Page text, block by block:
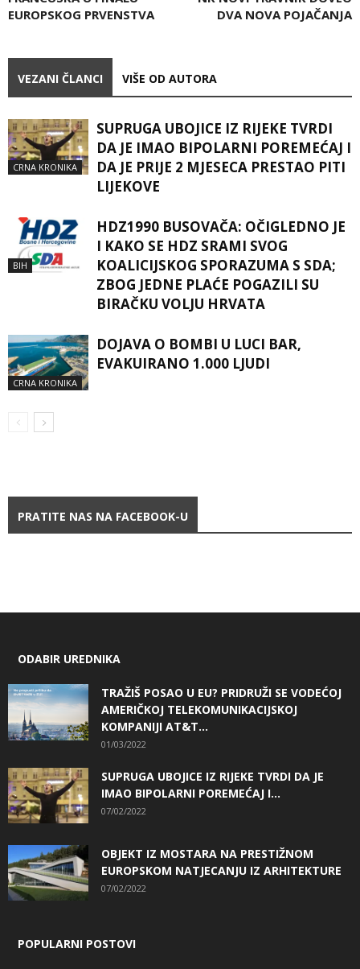
EUROPSKOG PRVENSTVA
DVA NOVA POJAČANJA
VEZANI ČLANCI VIŠE OD AUTORA
CRNA KRONIKA
SUPRUGA UBOJICE IZ RIJEKE TVRDI
DA JE IMAO BIPOLARNI POREMEĆAJ I
DA JE PRIJE 2 MJESECA PRESTAO PITI
LIJEKOVE
BIH
HDZ1990 BUSOVAČA: OČIGLEDNO JE
I KAKO SE HDZ SRAMI SVOG
KOALICIJSKOG SPORAZUMA S SDA;
ZBOG JEDNE PLAĆE POGAZILI SU
BIRAČKU VOLJU HRVATA
CRNA KRONIKA
DOJAVA O BOMBI U LUCI BAR,
EVAKUIRANO 1.000 LJUDI
PRATITE NAS NA FACEBOOK-U
ODABIR UREDNIKA
TRAŽIŠ POSAO U EU? PRIDRUŽI SE VODEĆOJ
AMERIČKOJ TELEKOMUNIKACIJSKOJ
KOMPANIJI AT&T...
01/03/2022
SUPRUGA UBOJICE IZ RIJEKE TVRDI DA JE
IMAO BIPOLARNI POREMEĆAJ I...
07/02/2022
OBJEKT IZ MOSTARA NA PRESTIŽNOM
EUROPSKOM NATJECANJU IZ ARHITEKTURE
07/02/2022
POPULARNI POSTOVI